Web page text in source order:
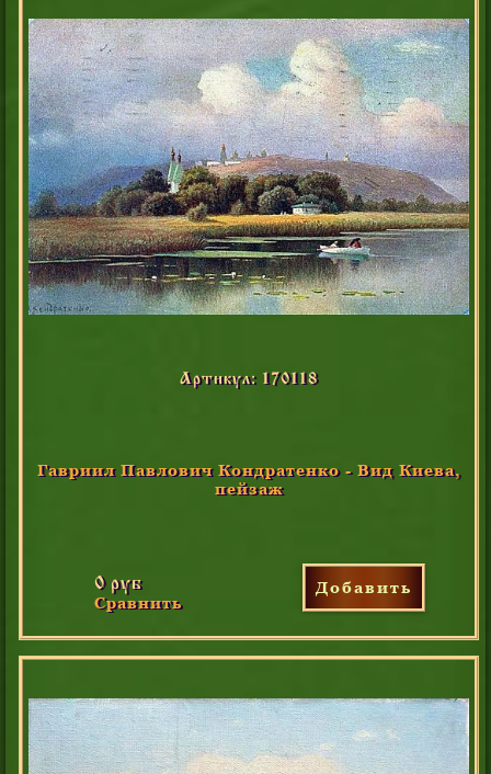
Артикул: 170118
Гавриил Павлович Кондратенко - Вид Киева,
пейзаж
0 руб
Сравнить
Добавить